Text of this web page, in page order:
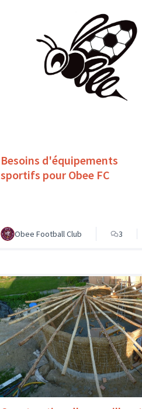
Besoins d'équipements
sportifs pour Obee FC
Obee Football Club 3